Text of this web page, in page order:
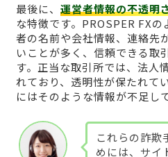
最後に、 運営者情報の不透明
な特徴です。PROSPER FX
者の名前や会社情報、連絡先
いことが多く、信頼できる取
す。正当な取引所では、法人
れており、透明性が保たれて
にはそのような情報が不足し
これらの詐欺
めには、サイ